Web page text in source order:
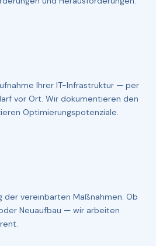
Ihrer IT-Infrastruktur — per
vor Ort. Wir dokumentieren den
Optimierungspotenziale.
der vereinbarten Maßnahmen. Ob
Neuaufbau — wir arbeiten